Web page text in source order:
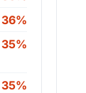
36%
35%
35%